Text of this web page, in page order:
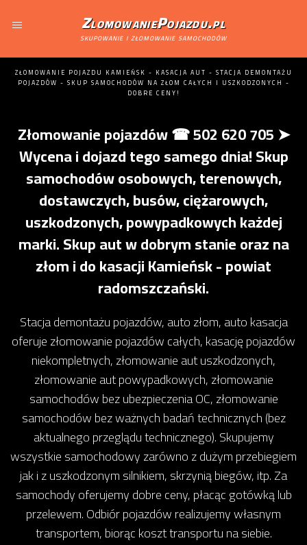
ZlomowaniePojazdu.pl
skupowanie i złomowanie samochodów
ZŁOMOWANIE POJAZDU KAMIEŃSK - KASACJA AUT - STACJA DEMONTAŻU
POJAZDÓW - SKUP SAMOCHODÓW NA ZŁOM CAŁYCH I USZKODZONYCH -
DOBRE CENY!
Złomowanie pojazdów ☎ 502 620 705 ➤
Wycena i dojazd tego samego dnia! Skup
samochodów osobowych, terenowych,
dostawczych, busów, ciężarowych,
uszkodzonych, powypadkowych każdej
marki. Skup aut w dobrym stanie oraz na
złom i do kasacji Kamieńsk - powiat
radomszczański.
Stacja demontażu pojazdów, auto złom, auto kasacja
oferuje złomowanie pojazdów całych, kasację pojazdów
niekompletnych, złomowanie aut uszkodzonych,
złomowanie aut powypadkowych, złomowanie
samochodów bez ubezpieczenia OC, złomowanie
samochodów bez ważnych badań technicznych (bez
aktualnego przeglądu technicznego). Skupujemy
wszystkie samochodowy zarówno z dużym przebiegiem
jak i z uszkodzonym silnikiem, skrzynią biegów, itp. Za
samochody oferujemy dobre ceny, płacąc gotówką lub
przelewem. Odbiór pojazdów realizujemy własnym
transportem, biorąc koszt transportu na siebie.